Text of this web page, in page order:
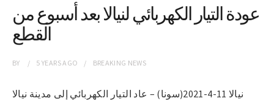
عودة التيار الكهربائي لنيالا بعد أسبوع من
القطع
BY 5 YEARSAGO BREAKING NEWS
نيالا 11-4-2021(سونا) – عاد التيار الكهربائي إلى مدينة نيالا